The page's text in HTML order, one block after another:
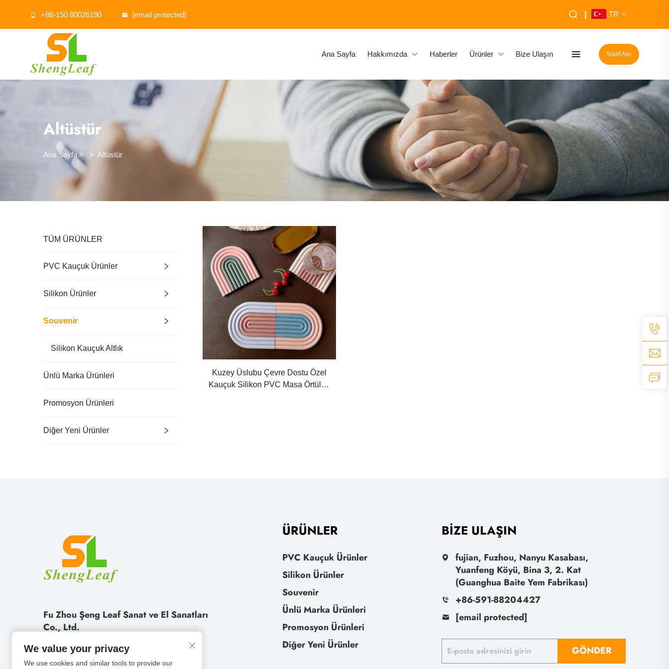
+86-150 80026190 [email protected] TR
Ana Sayfa Hakkımızda Haberler Ürünler Bize Ulaşın Teklif Alın
Altüstür
Ana Sayfa> > Altüstür
TÜM ÜRÜNLER
PVC Kauçuk Ürünler
Silikon Ürünler
Souvenir
Silikon Kauçuk Altlık
Ünlü Marka Ürünleri
Promosyon Ürünleri
Diğer Yeni Ürünler
Kuzey Üslubu Çevre Dostu Özel
Kauçuk Silikon PVC Masa Örtüleri
Fu Zhou Şeng Leaf Sanat ve El Sanatları
Co., Ltd.
ÜRÜNLER
PVC Kauçuk Ürünler
Silikon Ürünler
Souvenir
Ünlü Marka Ürünleri
Promosyon Ürünleri
Diğer Yeni Ürünler
BIZE ULAŞIN
fujian, Fuzhou, Nanyu Kasabası,
Yuanfeng Köyü, Bina 3, 2. Kat
(Guanghua Baite Yem Fabrikası)
+86-591-88204427
[email protected]
GÖNDER
We value your privacy
We use cookies and similar tools to provide our